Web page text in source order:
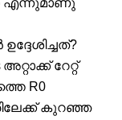
എന്നുമാണു
റേറ്റ്
R0
കുറഞ്ഞ